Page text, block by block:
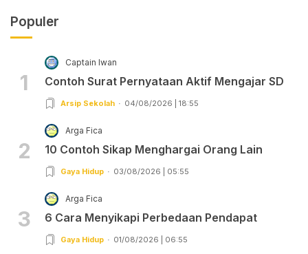
Populer
1
Captain Iwan
Contoh Surat Pernyataan Aktif Mengajar SD
Arsip Sekolah 04/08/2026 | 18:55
2
Arga Fica
10 Contoh Sikap Menghargai Orang Lain
Gaya Hidup 03/08/2026 | 05:55
3
Arga Fica
6 Cara Menyikapi Perbedaan Pendapat
Gaya Hidup 01/08/2026 | 06:55